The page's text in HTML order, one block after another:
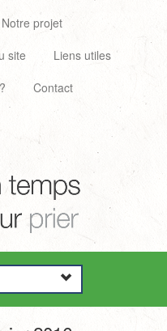
Notre projet
site
Liens utiles
Contact